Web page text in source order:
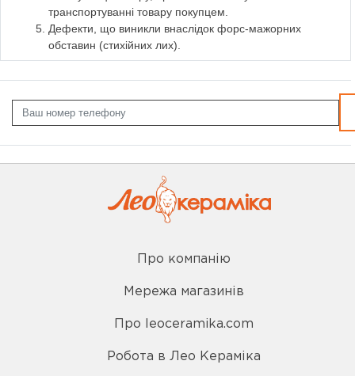
транспортуванні товару покупцем.
Дефекти, що виникли внаслідок форс-мажорних
обставин (стихійних лих).
Про компанію
Мережа магазинів
Про leoceramika.com
Робота в Лео Кераміка